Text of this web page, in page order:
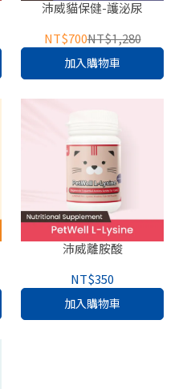
沛威貓保健-護泌尿
NT$700NT$1,280
加入購物車
沛威離胺酸
NT$350
加入購物車